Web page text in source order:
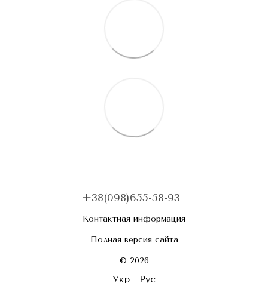
+38(098)655-58-93
Контактная информация
Полная версия сайта
© 2026
Укр Рус